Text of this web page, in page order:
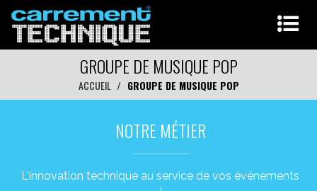
GROUPE DE MUSIQUE POP
ACCUEIL GROUPE DE MUSIQUE POP
NOTRE MÉTIER
L'innovation technique au service de vos événements